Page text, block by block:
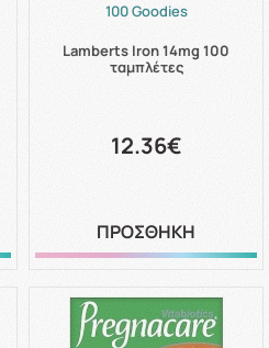
100 Goodies
Lamberts Iron 14mg 100
ταμπλέτες
12.36€
ΠΡΟΣΘΗΚΗ